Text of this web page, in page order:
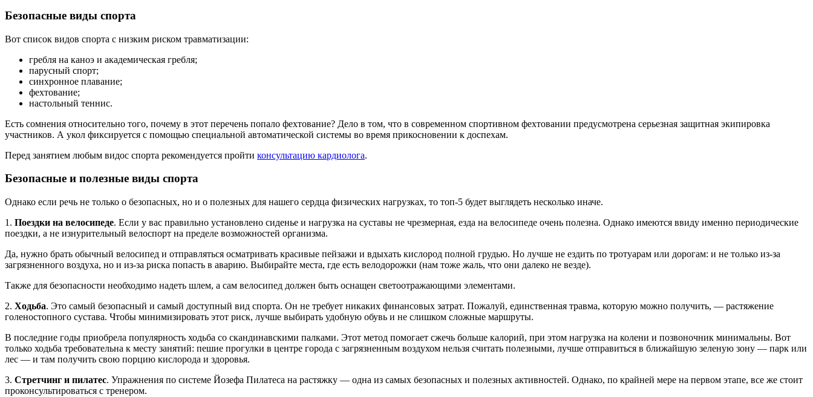
Безопасные виды спорта
Вот список видов спорта с низким риском травматизации:
гребля на каноэ и академическая гребля;
парусный спорт;
синхронное плавание;
фехтование;
настольный теннис.
Есть сомнения относительно того, почему в этот перечень попало фехтование? Дело в том, что в современном спортивном фехтовании предусмотрена серьезная защитная экипировка
участников. А укол фиксируется с помощью специальной автоматической системы во время прикосновении к доспехам.
Перед занятием любым видос спорта рекомендуется пройти консультацию кардиолога.
Безопасные и полезные виды спорта
Однако если речь не только о безопасных, но и о полезных для нашего сердца физических нагрузках, то топ-5 будет выглядеть несколько иначе.
1. Поездки на велосипеде. Если у вас правильно установлено сиденье и нагрузка на суставы не чрезмерная, езда на велосипеде очень полезна. Однако имеются ввиду именно периодические
поездки, а не изнурительный велоспорт на пределе возможностей организма.
Да, нужно брать обычный велосипед и отправляться осматривать красивые пейзажи и вдыхать кислород полной грудью. Но лучше не ездить по тротуарам или дорогам: и не только из-за
загрязненного воздуха, но и из-за риска попасть в аварию. Выбирайте места, где есть велодорожки (нам тоже жаль, что они далеко не везде).
Также для безопасности необходимо надеть шлем, а сам велосипед должен быть оснащен светоотражающими элементами.
2. Ходьба. Это самый безопасный и самый доступный вид спорта. Он не требует никаких финансовых затрат. Пожалуй, единственная травма, которую можно получить, — растяжение
голеностопного сустава. Чтобы минимизировать этот риск, лучше выбирать удобную обувь и не слишком сложные маршруты.
В последние годы приобрела популярность ходьба со скандинавскими палками. Этот метод помогает сжечь больше калорий, при этом нагрузка на колени и позвоночник минимальны. Вот
только ходьба требовательна к месту занятий: пешие прогулки в центре города с загрязненным воздухом нельзя считать полезными, лучше отправиться в ближайшую зеленую зону — парк или
лес — и там получить свою порцию кислорода и здоровья.
3. Стретчинг и пилатес. Упражнения по системе Йозефа Пилатеса на растяжку — одна из самых безопасных и полезных активностей. Однако, по крайней мере на первом этапе, все же стоит
проконсультироваться с тренером.